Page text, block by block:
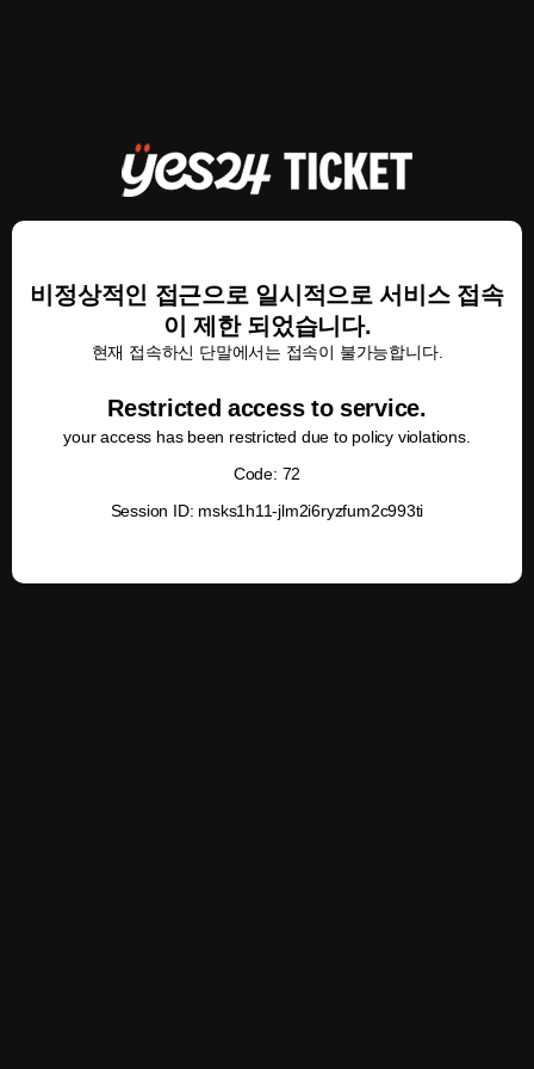
비정상적인 접근으로 일시적으로 서비스 접속
이 제한 되었습니다.
현재 접속하신 단말에서는 접속이 불가능합니다.
Restricted access to service.
your access has been restricted due to policy violations.
Code: 72
Session ID: msks1h11-jlm2i6ryzfum2c993ti